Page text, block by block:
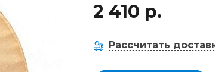
2 410 р.
Рассчитать